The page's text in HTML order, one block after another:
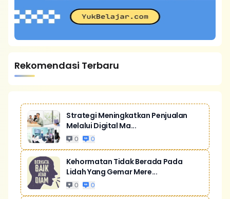
Rekomendasi Terbaru
Strategi Meningkatkan Penjualan
Melalui Digital Ma...
0 0
Kehormatan Tidak Berada Pada
Lidah Yang Gemar Mere...
0 0